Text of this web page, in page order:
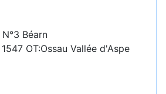
N°3 Béarn
1547 OT:Ossau Vallée d'Aspe